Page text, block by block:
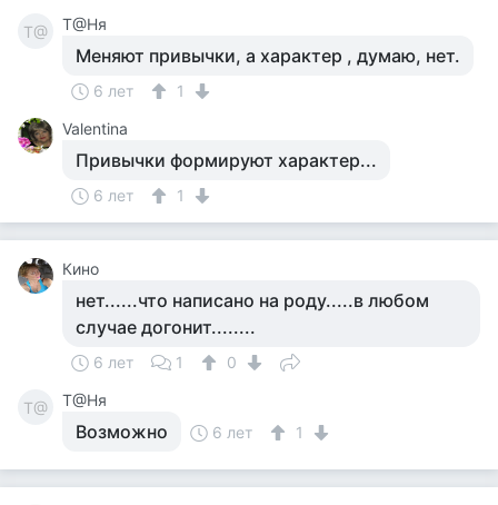
Т@ Т@Ня
Меняют привычки, а характер , думаю, нет.
6 лет
1
Valentina
Привычки формируют характер...
6 лет 1
Кино
нет......что написано на роду.....в любом
случае догонит........
6 лет 1 0
Т@ Т@Ня
Возможно 6 лет 1